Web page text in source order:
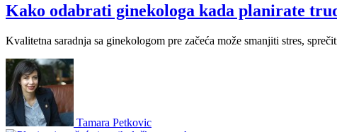
Kako odabrati ginekologa kada planirate
Kvalitetna saradnja sa ginekologom pre začeća može smanjiti stres,
Tamara Petkovic